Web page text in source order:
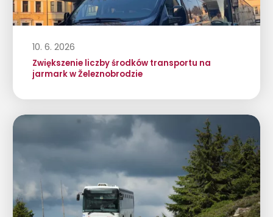
10. 6. 2026
Zwiększenie liczby środków transportu na
jarmark w Železnobrodzie